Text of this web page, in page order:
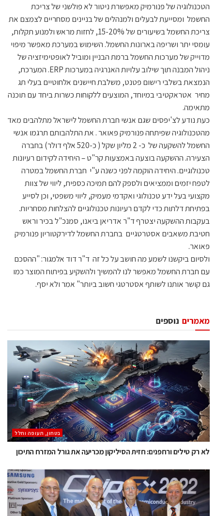
הטכנולוגיה של פנורמיק מאפשרת ניטור לא פולשני של צריכת
החשמל ומסייעת לבעלים ולמנהלים של בניינים מסחריים לצמצם את
צריכת החשמל בשיעורים של 15-20%, לחזות מראש ולמנוע תקלות,
עומסי יתר ושריפה בארונות החשמל. השימוש במערכת מאפשר מיפוי
מדוייק של מערכות החשמל ברמת הבניין ומוביל לאופטימיזציה של
ניהול המבנה תוך שילוב עלויות האנרגיה במערכות ERP. המערכת,
הנמצאת בשלבי רישום פטנט, משלבת חיישנים אלחוטיים בעלי תג
מחיר אטראקטיבי במיוחד, המוצעים ללקוחות כשרות ביחד עם תוכנה
מתאימה.
כעת נודע לצ'יפסים שגם אנשי חברת החשמל לישראל מתלהבים מאד
מהטכנולוגיה שפיתחה פנורמיק פאואר . את התלהבותם תרגמו אנשי
החשמל להשקעה של כ- 2 מליון שקל ( כ-520 אלף דולר) בחברה
הצעירה. ההשקעה בוצעה באמצעות קר"ט – היחידה לקידום רעיונות
טכנולוגיים. היחידה הוקמה לפני כשנה ע"י חברת החשמל במטרה
לטפח יזמים וממציאים ולספק להם תמיכה כספית, ליווי של צוות
מקצועי בעל ידע טכנולוגי ואקדמי מעמיק, ליווי משפטי, וכן לסייע
בפתיחת דלתות כדי לקדם רעיונות טכנולוגיים להצלחות מסחריות.
בעקבות ההשקעה יצטרף ד"ר אדריאן ביאנו, סמנכ"ל בכיר וראש
חטיבת משאבים אסטרטגיים בחברת החשמל לדירקטוריון פנורמיק
פאואר.
ולסיום ביקשנו לשמע מה חושב על כל זה ד"ר דוד אלמגור: "ההסכם
עם חברת החשמל מאפשר לנו להמשיך ולהשקיע בפיתוח המוצר כמו
גם קושר אותנו לשותף אסטרטגי חשוב ביותר" אמר ולא יסף.
נוספים מאמרים
בטחון, תעופה וחלל
לא רק טילים ורחפנים: חזית הסיליקון מכריעה את גורל המזרח התיכון